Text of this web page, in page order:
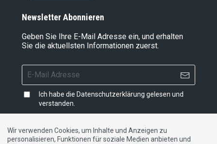
Newsletter Abonnieren
Geben Sie Ihre E-Mail Adresse ein, und erhalten
Sie die aktuellsten Informationen zuerst.
Ich habe die Datenschutzerklärung gelesen und
verstanden.
Wir verwenden Cookies, um Inhalte und Anzeigen zu
personalisieren, Funktionen für soziale Medien anbieten und